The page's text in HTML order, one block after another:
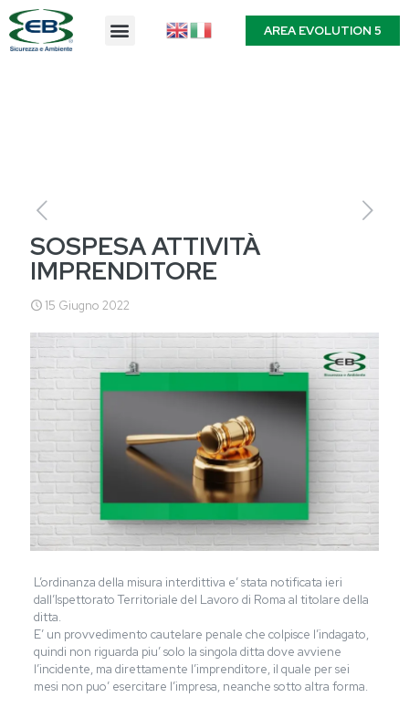
AREA EVOLUTION 5
SOSPESA ATTIVITÀ
IMPRENDITORE
15 Giugno 2022
L’ordinanza della misura interdittiva e’ stata notificata ieri
dall’Ispettorato Territoriale del Lavoro di Roma al titolare della
ditta.
E’ un provvedimento cautelare penale che colpisce l’indagato,
quindi non riguarda piu’ solo la singola ditta dove avviene
l’incidente, ma direttamente l’imprenditore, il quale per sei
mesi non puo’ esercitare l’impresa, neanche sotto altra forma.